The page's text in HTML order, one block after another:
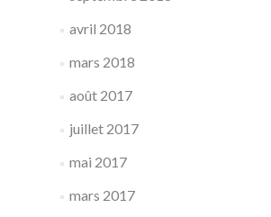
avril 2018
mars 2018
août 2017
juillet 2017
mai 2017
mars 2017